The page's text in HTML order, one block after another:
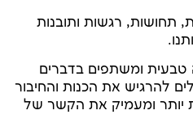
תחושות, רגשות ותובנות
ומשתפים בדברים
להרגיש את הכנות והחיבור
יותר ומעמיק את הקשר של